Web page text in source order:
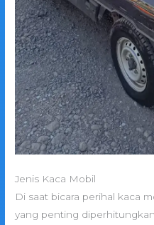
Jenis Kaca Mobil
Di saat bicara perihal kaca
yang penting